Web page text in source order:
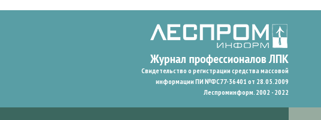
Свидетельство о регистрации средства массовой
информации ПИ №ФС77-36401 от 28.05.2009
Леспроминформ. 2002 - 2022